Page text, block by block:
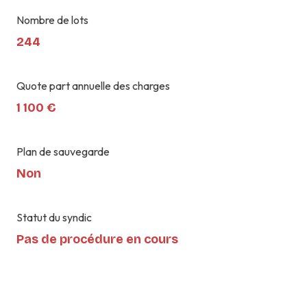
Nombre de lots
244
Quote part annuelle des charges
1 100 €
Plan de sauvegarde
Non
Statut du syndic
Pas de procédure en cours